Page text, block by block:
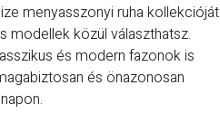
menyasszonyi ruha kollekcióját
modellek közül választhatsz.
és modern fazonok is
és önazonosan